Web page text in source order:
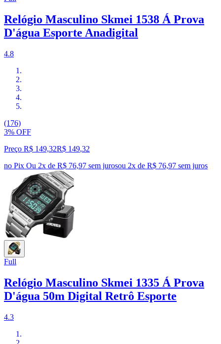
Relógio Masculino Skmei 1538 Á Prova
D'água Esporte Anadigital
4.8
(176)
3% OFF
Preço R$ 149,32R$ 149,32
no Pix Ou 2x de R$ 76,97 sem jurosou 2x de R$ 76,97 sem juros
Full
Relógio Masculino Skmei 1335 Á Prova
D'água 50m Digital Retrô Esporte
4.3